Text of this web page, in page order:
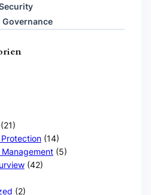
(14)
Management(5)
(42)
(2)